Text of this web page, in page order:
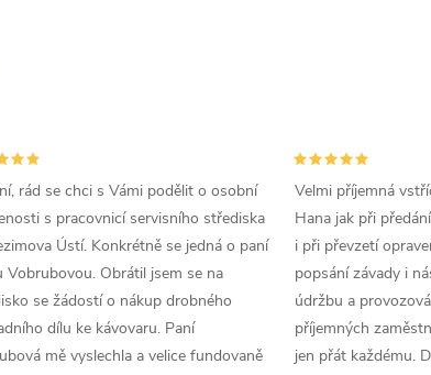
p
r
v
k
y
rád se chci s Vámi podělit o osobní
s pracovnicí servisního střediska
Ústí. Konkrétně se jedná o paní
Vobrubovou. Obrátil jsem se na
se žádostí o nákup drobného
dílu ke kávovaru. Paní
mě vyslechla a velice fundovaně
Velmi příjemná
Hana jak při
i při převzetí
popsání závady i
údržbu a
příjemných
jen přát každému.